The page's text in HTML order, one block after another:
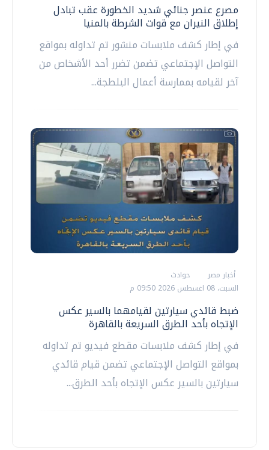
مصرع عنصر جنائي شديد الخطورة عقب تبادل
إطلاق النيران مع قوات الشرطة بالمنيا
في إطار كشف ملابسات منشور تم تداوله بمواقع
التواصل الإجتماعي تضمن تضرر أحد الأشخاص من
آخر لقيامه بممارسة أعمال البلطجة...
أخبار مصر
حوادث
السبت، 08 اغسطس 2026 09:50 م
ضبط قائدي سيارتين لقيامهما بالسير عكس
الإتجاه بأحد الطرق السريعة بالقاهرة
في إطار كشف ملابسات مقطع فيديو تم تداوله
بمواقع التواصل الإجتماعي تضمن قيام قائدي
سيارتين بالسير عكس الإتجاه بأحد الطرق...